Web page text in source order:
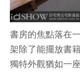
書房的焦點落在
架除了能擺放書
獨特外觀猶如一